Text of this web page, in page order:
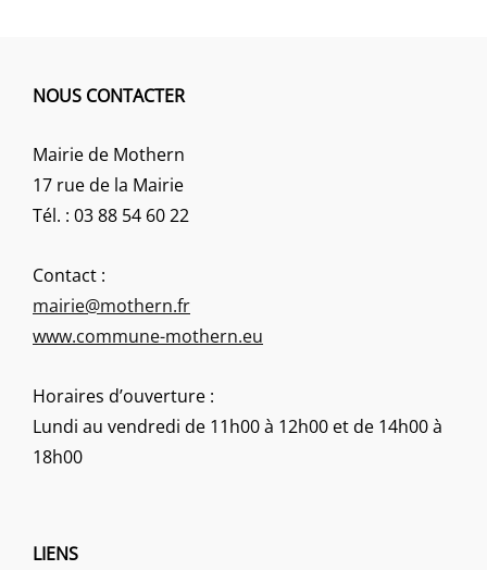
NOUS CONTACTER
Mairie de Mothern
17 rue de la Mairie
Tél. : 03 88 54 60 22
Contact :
mairie@mothern.fr
www.commune-mothern.eu
Horaires d’ouverture :
Lundi au vendredi de 11h00 à 12h00 et de 14h00 à
18h00
LIENS